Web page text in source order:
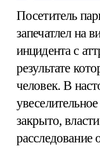
Посетитель
запечатлел на
инцидента с
результате
человек. В
закрыто,
расследование